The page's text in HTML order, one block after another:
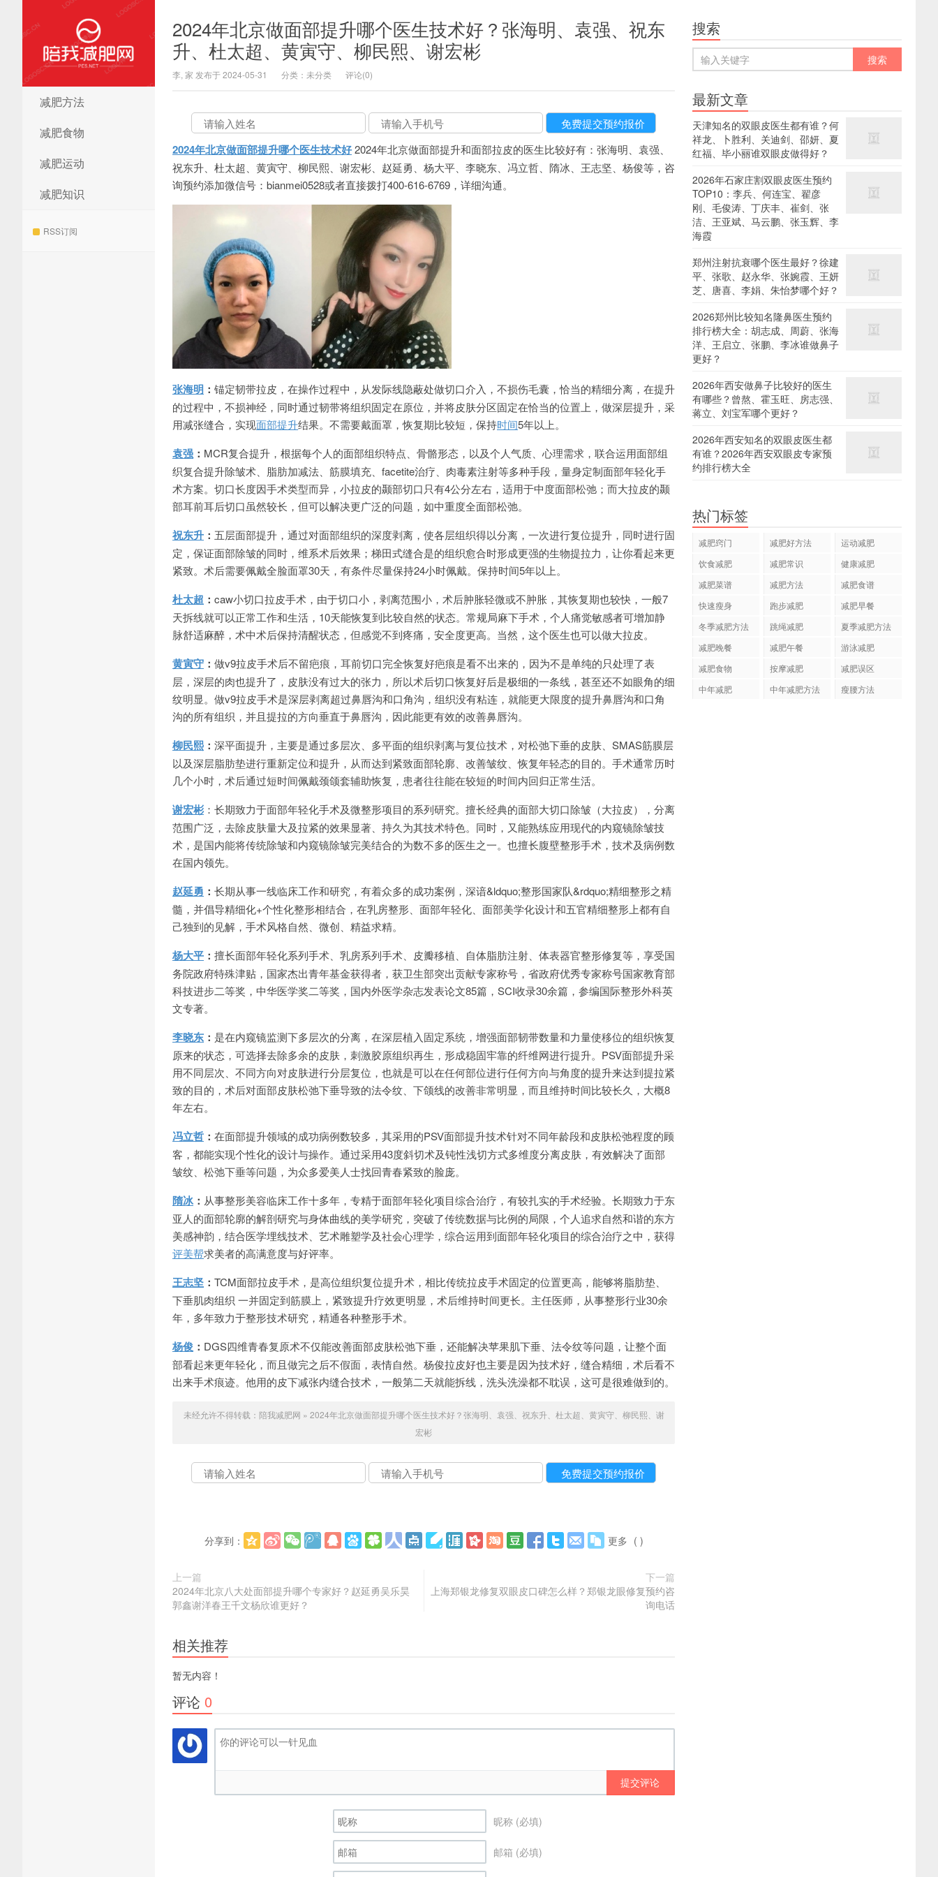
陪我减肥网
减肥方法
减肥食物
减肥运动
减肥知识
RSS订阅
2024年北京做面部提升哪个医生技术好？张海明、袁强、祝东
升、杜太超、黄寅守、柳民熙、谢宏彬
李, 家 发布于 2024-05-31 分类：未分类 评论(0)
2024年北京做面部提升哪个医生技术好2024年北京做面部提升和面部拉皮的医生比较好有：张海明、袁强、
祝东升、杜太超、黄寅守、柳民熙、谢宏彬、赵延勇、杨大平、李晓东、冯立哲、隋冰、王志坚、杨俊等，咨
询预约添加微信号：bianmei0528或者直接拨打400-616-6769，详细沟通。
张海明 ： 锚定韧带拉皮，在操作过程中，从发际线隐蔽处做切口介入，不损伤毛囊，恰当的精细分离，在提升
的过程中，不损神经，同时通过韧带将组织固定在原位，并将皮肤分区固定在恰当的位置上，做深层提升，采
用减张缝合，实现面部提升结果。不需要戴面罩，恢复期比较短，保持时间5年以上。
袁强 ： MCR复合提升，根据每个人的面部组织特点、骨骼形态，以及个人气质、心理需求，联合运用面部组
织复合提升除皱术、脂肪加减法、筋膜填充、facetite治疗、肉毒素注射等多种手段，量身定制面部年轻化手
术方案。切口长度因手术类型而异，小拉皮的颞部切口只有4公分左右，适用于中度面部松弛；而大拉皮的颞
部耳前耳后切口虽然较长，但可以解决更广泛的问题，如中重度全面部松弛。
祝东升 ： 五层面部提升，通过对面部组织的深度剥离，使各层组织得以分离，一次进行复位提升，同时进行固
定，保证面部除皱的同时，维系术后效果；梯田式缝合是的组织愈合时形成更强的生物提拉力，让你看起来更
紧致。术后需要佩戴全脸面罩30天，有条件尽量保持24小时佩戴。保持时间5年以上。
杜太超 ： caw小切口拉皮手术，由于切口小，剥离范围小，术后肿胀轻微或不肿胀，其恢复期也较快，一般7
天拆线就可以正常工作和生活，10天能恢复到比较自然的状态。常规局麻下手术，个人痛觉敏感者可增加静
脉舒适麻醉，术中术后保持清醒状态，但感觉不到疼痛，安全度更高。当然，这个医生也可以做大拉皮。
黄寅守 ： 做v9拉皮手术后不留疤痕，耳前切口完全恢复好疤痕是看不出来的，因为不是单纯的只处理了表
层，深层的肉也提升了，皮肤没有过大的张力，所以术后切口恢复好后是极细的一条线，甚至还不如眼角的细
纹明显。做v9拉皮手术是深层剥离超过鼻唇沟和口角沟，组织没有粘连，就能更大限度的提升鼻唇沟和口角
沟的所有组织，并且提拉的方向垂直于鼻唇沟，因此能更有效的改善鼻唇沟。
柳民熙 ： 深平面提升，主要是通过多层次、多平面的组织剥离与复位技术，对松弛下垂的皮肤、SMAS筋膜层
以及深层脂肪垫进行重新定位和提升，从而达到紧致面部轮廓、改善皱纹、恢复年轻态的目的。手术通常历时
几个小时，术后通过短时间佩戴颈颌套辅助恢复，患者往往能在较短的时间内回归正常生活。
谢宏彬 ：长期致力于面部年轻化手术及微整形项目的系列研究。擅长经典的面部大切口除皱（大拉皮），分离
范围广泛，去除皮肤量大及拉紧的效果显著、持久为其技术特色。同时，又能熟练应用现代的内窥镜除皱技
术，是国内能将传统除皱和内窥镜除皱完美结合的为数不多的医生之一。也擅长腹壁整形手术，技术及病例数
在国内领先。
赵延勇 ： 长期从事一线临床工作和研究，有着众多的成功案例，深谙&ldquo;整形国家队&rdquo;精细整形之精
髓，并倡导精细化+个性化整形相结合，在乳房整形、面部年轻化、面部美学化设计和五官精细整形上都有自
己独到的见解，手术风格自然、微创、精益求精。
杨大平 ： 擅长面部年轻化系列手术、乳房系列手术、皮瓣移植、自体脂肪注射、体表器官整形修复等，享受国
务院政府特殊津贴，国家杰出青年基金获得者，获卫生部突出贡献专家称号，省政府优秀专家称号国家教育部
科技进步二等奖，中华医学奖二等奖，国内外医学杂志发表论文85篇，SCI收录30余篇，参编国际整形外科英
文专著。
李晓东 ： 是在内窥镜监测下多层次的分离，在深层植入固定系统，增强面部韧带数量和力量使移位的组织恢复
原来的状态，可选择去除多余的皮肤，刺激胶原组织再生，形成稳固牢靠的纤维网进行提升。PSV面部提升采
用不同层次、不同方向对皮肤进行分层复位，也就是可以在任何部位进行任何方向与角度的提升来达到提拉紧
致的目的，术后对面部皮肤松弛下垂导致的法令纹、下颌线的改善非常明显，而且维持时间比较长久，大概8
年左右。
冯立哲 ： 在面部提升领域的成功病例数较多，其采用的PSV面部提升技术针对不同年龄段和皮肤松弛程度的顾
客，都能实现个性化的设计与操作。通过采用43度斜切术及钝性浅切方式多维度分离皮肤，有效解决了面部
皱纹、松弛下垂等问题，为众多爱美人士找回青春紧致的脸庞。
隋冰 ： 从事整形美容临床工作十多年，专精于面部年轻化项目综合治疗，有较扎实的手术经验。长期致力于东
亚人的面部轮廓的解剖研究与身体曲线的美学研究，突破了传统数据与比例的局限，个人追求自然和谐的东方
美感神韵，结合医学埋线技术、艺术雕塑学及社会心理学，综合运用到面部年轻化项目的综合治疗之中，获得
评美帮求美者的高满意度与好评率。
王志坚 ： TCM面部拉皮手术，是高位组织复位提升术，相比传统拉皮手术固定的位置更高，能够将脂肪垫、
下垂肌肉组织 一并固定到筋膜上，紧致提升疗效更明显，术后维持时间更长。主任医师，从事整形行业30余
年，多年致力于整形技术研究，精通各种整形手术。
杨俊 ： DGS四维青春复原术不仅能改善面部皮肤松弛下垂，还能解决苹果肌下垂、法令纹等问题，让整个面
部看起来更年轻化，而且做完之后不假面，表情自然。杨俊拉皮好也主要是因为技术好，缝合精细，术后看不
出来手术痕迹。他用的皮下减张内缝合技术，一般第二天就能拆线，洗头洗澡都不耽误，这可是很难做到的。
未经允许不得转载： 陪我减肥网 » 2024年北京做面部提升哪个医生技术好？张海明、袁强、祝东升、杜太超、黄寅守、柳民熙、谢
宏彬
分享到： 更多 ( )
上一篇
2024年北京八大处面部提升哪个专家好？赵延勇吴乐昊
郭鑫谢洋春王千文杨欣谁更好？
下一篇
上海郑银龙修复双眼皮口碑怎么样？郑银龙眼修复预约咨
询电话
相关推荐
暂无内容！
评论 0
提交评论
昵称 (必填)
邮箱 (必填)
搜索
最新文章
天津知名的双眼皮医生都有谁？何
祥龙、卜胜利、关迪剑、邵妍、夏
红福、毕小丽谁双眼皮做得好？
2026年石家庄割双眼皮医生预约
TOP10：李兵、何连宝、翟彦
刚、毛俊涛、丁庆丰、崔剑、张
洁、王亚斌、马云鹏、张玉辉、李
海霞
郑州注射抗衰哪个医生最好？徐建
平、张歌、赵永华、张婉霞、王妍
芝、唐喜、李娟、朱怡梦哪个好？
2026郑州比较知名隆鼻医生预约
排行榜大全：胡志成、周蔚、张海
洋、王启立、张鹏、李冰谁做鼻子
更好？
2026年西安做鼻子比较好的医生
有哪些？曾熬、霍玉旺、房志强、
蒋立、刘宝军哪个更好？
2026年西安知名的双眼皮医生都
有谁？2026年西安双眼皮专家预
约排行榜大全
热门标签
减肥窍门 减肥好方法
运动减肥
饮食减肥
减肥常识
健康减肥
减肥菜谱
减肥方法
减肥食谱
快速瘦身
跑步减肥
减肥早餐
冬季减肥方法
跳绳减肥
夏季减肥方法
减肥晚餐
减肥午餐
游泳减肥
减肥食物
按摩减肥
减肥误区
中年减肥
中年减肥方法 瘦腰方法